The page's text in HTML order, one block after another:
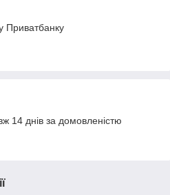
Приватбанку
14 днів за домовленістю